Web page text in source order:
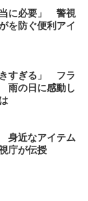
当に必要」 警視
を防ぐ便利アイ
きすぎる」 フラ
雨の日に感動し
身近なアイテム
庁が伝授